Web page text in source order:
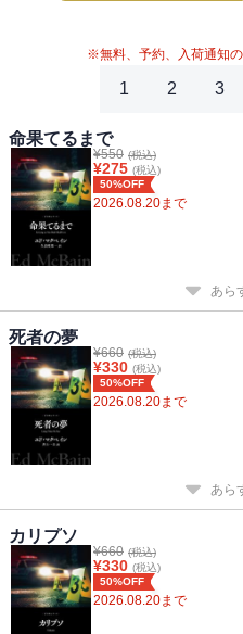
※無料、予約、入荷通知の
1 2 3
命果てるまで
¥550 (税込)
¥275 (税込)
50%OFF
2026.08.20まで
あら
死者の夢
¥660 (税込)
¥330 (税込)
50%OFF
2026.08.20まで
あら
カリプソ
¥660 (税込)
¥330 (税込)
50%OFF
2026.08.20まで